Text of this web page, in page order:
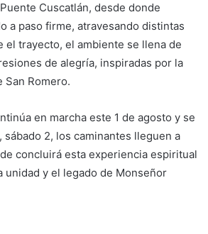
Cuscatlán, desde donde
a paso firme, atravesando distintas
el trayecto, el ambiente se llena de
de alegría, inspiradas por la
San Romero.
en marcha este 1 de agosto y se
sábado 2, los caminantes lleguen a
concluirá esta experiencia espiritual
unidad y el legado de Monseñor